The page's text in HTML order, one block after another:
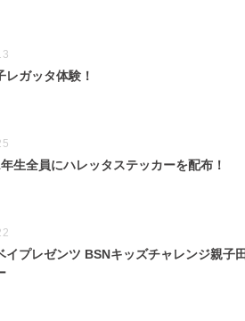
レガッタ体験！
生全員にハレッタステッカーを配布！
イプレゼンツ BSNキッズチャレンジ親子